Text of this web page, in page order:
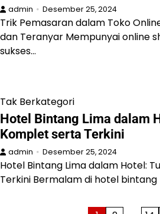
admin Desember 25, 2024
Trik Pemasaran dalam Toko
dan Teranyar Mempunyai online
sukses…
Tak Berkategori
Hotel Bintang Lima dalam
Komplet serta Terkini
admin Desember 25, 2024
Hotel Bintang Lima dalam Hotel:
Terkini Bermalam di hotel bintang